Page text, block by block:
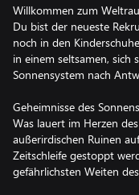
Willkommen zum
Du bist der neueste
noch in den
in einem seltsamen, sich
Sonnensystem nach
Geheimnisse des
Was lauert im Herzen
außerirdischen Ruinen
Zeitschleife gestoppt
gefährlichsten Weiten